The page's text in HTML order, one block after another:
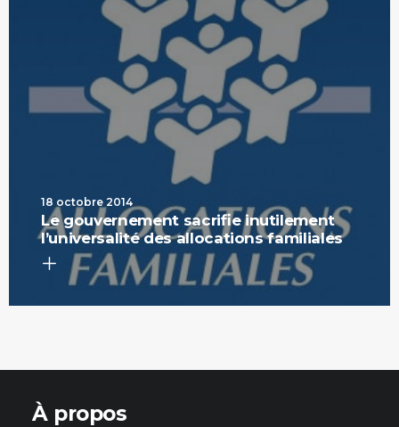
18 octobre 2014
Le gouvernement sacrifie inutilement
l’universalité des allocations familiales
À propos